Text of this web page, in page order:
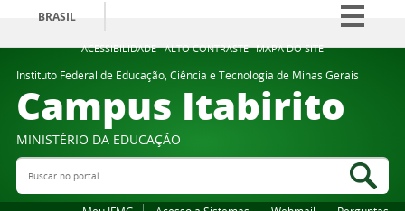
ACESSIBILIDADE ALTO CONTRASTE MAPA DO SITE
BRASIL
Simplifique!
Comunica BR
Participe
Legislação
Instituto Federal de Educação, Ciência e Tecnologia de Minas Gerais
Campus Itabirito
MINISTÉRIO DA EDUCAÇÃO
Buscar no portal